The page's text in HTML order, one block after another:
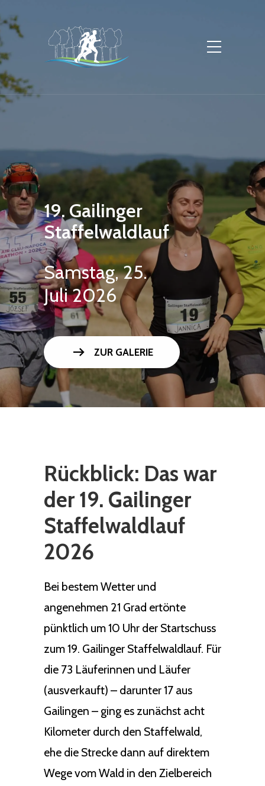
19. Gailinger
Staffelwaldlauf
Samstag, 25.
Juli 2026
arrow_right_alt ZUR GALERIE
Rückblick: Das war
der 19. Gailinger
Staffelwaldlauf
2026
Bei bestem Wetter und
angenehmen 21 Grad ertönte
pünktlich um 10 Uhr der Startschuss
zum 19. Gailinger Staffelwaldlauf. Für
die 73 Läuferinnen und Läufer
(ausverkauft) – darunter 17 aus
Gailingen – ging es zunächst acht
Kilometer durch den Staffelwald,
ehe die Strecke dann auf direktem
Wege vom Wald in den Zielbereich